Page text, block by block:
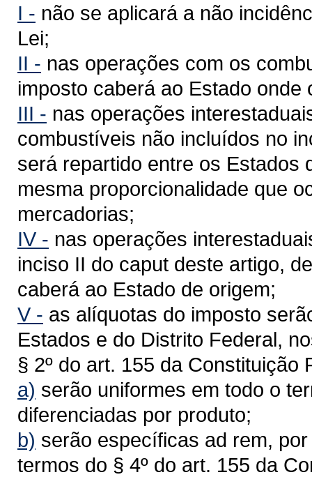
I - não se aplicará a não
Lei;
II - nas operações com os
imposto caberá ao Estado onde
III - nas operações
combustíveis não incluídos no
será repartido entre os Estados
mesma proporcionalidade que
mercadorias;
IV - nas operações
inciso II do caput deste artigo,
caberá ao Estado de origem;
V - as alíquotas do imposto
Estados e do Distrito Federal,
§ 2º do art. 155 da
a) serão uniformes em todo o
diferenciadas por produto;
b) serão específicas ad rem,
termos do § 4º do art. 155 da